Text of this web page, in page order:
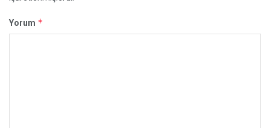
Yorum *